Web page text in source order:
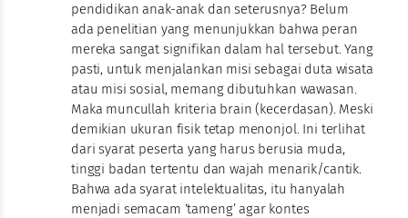
pendidikan anak-anak dan seterusnya? Belum
ada penelitian yang menunjukkan bahwa peran
mereka sangat signifikan dalam hal tersebut. Yang
pasti, untuk menjalankan misi sebagai duta wisata
atau misi sosial, memang dibutuhkan wawasan.
Maka muncullah kriteria brain (kecerdasan). Meski
demikian ukuran fisik tetap menonjol. Ini terlihat
dari syarat peserta yang harus berusia muda,
tinggi badan tertentu dan wajah menarik/cantik.
Bahwa ada syarat intelektualitas, itu hanyalah
menjadi semacam ‘tameng’ agar kontes